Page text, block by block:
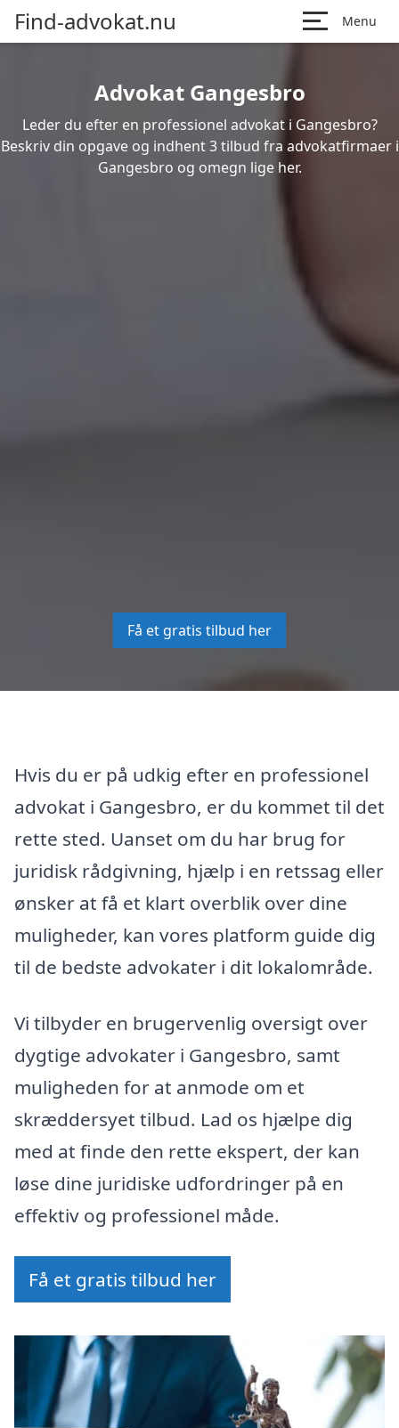
Find-advokat.nu Menu
Advokat Gangesbro
Leder du efter en professionel advokat i Gangesbro?
Beskriv din opgave og indhent 3 tilbud fra advokatfirmaer i
Gangesbro og omegn lige her.
Få et gratis tilbud her
Hvis du er på udkig efter en professionel
advokat i Gangesbro, er du kommet til det
rette sted. Uanset om du har brug for
juridisk rådgivning, hjælp i en retssag eller
ønsker at få et klart overblik over dine
muligheder, kan vores platform guide dig
til de bedste advokater i dit lokalområde.
Vi tilbyder en brugervenlig oversigt over
dygtige advokater i Gangesbro, samt
muligheden for at anmode om et
skræddersyet tilbud. Lad os hjælpe dig
med at finde den rette ekspert, der kan
løse dine juridiske udfordringer på en
effektiv og professionel måde.
Få et gratis tilbud her